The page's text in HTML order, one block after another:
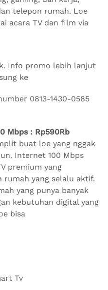
telepon rumah. Loe
acara TV dan film via
Info promo lebih lanjut
ke
0813-1430-0585
Mbps : Rp590Rb
buat loe yang nggak
Internet 100 Mbps
premium yang
rumah yang selalu aktif.
yang punya banyak
kebutuhan digital yang
bisa
Tv